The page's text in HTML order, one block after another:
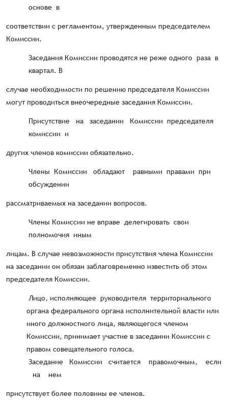
основе в
соответствии с регламентом, утвержденным председателем
Комиссии.
Заседания Комиссии проводятся не реже одного раза в
квартал. В
случае необходимости по решению председателя Комиссии
могут проводиться внеочередные заседания Комиссии.
Присутствие на заседании Комиссии председателя
комиссии и
других членов комиссии обязательно.
Члены Комиссии обладают равными правами при
обсуждении
рассматриваемых на заседании вопросов.
Члены Комиссии не вправе делегировать свои
полномочия иным
лицам. В случае невозможности присутствия члена Комиссии
на заседании он обязан заблаговременно известить об этом
председателя Комиссии.
Лицо, исполняющее руководителя территориального
органа федерального органа исполнительной власти или
иного должностного лица, являющегося членом
Комиссии, принимает участие в заседании Комиссии с
правом совещательного голоса.
Заседание Комиссии считается правомочным, если
на нем
присутствует более половины ее членов.